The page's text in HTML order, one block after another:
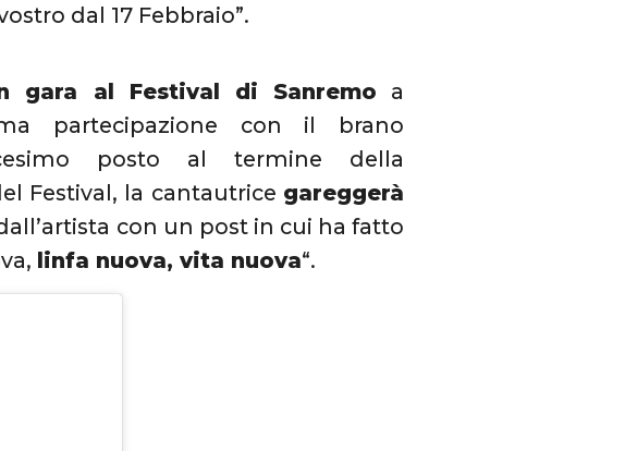
dal 17 Febbraio”.
gara al Festival di Sanremo a
partecipazione con il brano
posto al termine della
Festival, la cantautrice gareggerà
con un post in cui ha fatto
linfa nuova, vita nuova“.